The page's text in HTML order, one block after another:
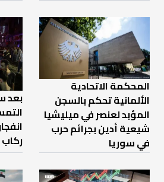
المحكمة الاتحادية
الألمانية تحكم بالسجن
المؤبد لعنصر في ميليشيا
شيعية أدين بجرائم حرب
في سوريا
بعد
ركاب